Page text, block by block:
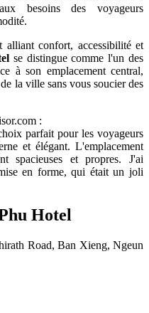
besoins des voyageurs
confort, accessibilité et
se distingue comme l'un des
à son emplacement central,
la ville sans vous soucier des
:
parfait pour les voyageurs
et élégant. L'emplacement
spacieuses et propres. J'ai
en forme, qui était un joli
Hotel
Road, Ban Xieng, Ngeun